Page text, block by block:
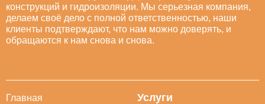
конструкций и гидроизоляции. Мы серьезная компания,
делаем своё дело с полной ответственностью, наши
клиенты подтверждают, что нам можно доверять, и
обращаются к нам снова и снова.
Главная
Услуги